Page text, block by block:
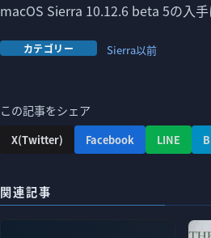
macOS Sierra 10.12.6 beta 5の入
カテゴリー Sierra以前
この記事をシェア
X(Twitter) Facebook LINE
関連記事